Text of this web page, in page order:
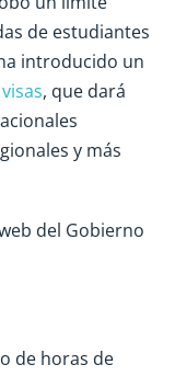
de estudiantes
introducido un
, que dará
y más
del Gobierno
de horas de